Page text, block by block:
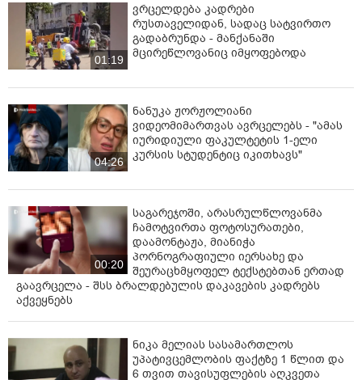
01:19
ვრცელდება კადრები
რუსთაველიდან, სადაც სატვირთო
გადაბრუნდა - მანქანაში
მცირეწლოვანიც იმყოფებოდა
04:26
ნანუკა ჟორჟოლიანი
ვიდეომიმართვას ავრცელებს - "ამას
იურიდიული ფაკულტეტის 1-ელი
კურსის სტუდენტიც იკითხავს"
00:20
საგარეჯოში, არასრულწლოვანმა
ჩამოტვირთა ფოტოსურათები,
დაამონტაჟა, მიანიჭა
პორნოგრაფიული იერსახე და
შეურაცხმყოფელ ტექსტებთან ერთად
გაავრცელა - შსს ბრალდებულის დაკავების კადრებს
აქვეყნებს
ნიკა მელიას სასამართლოს
უპატივცემლობის ფაქტზე 1 წლით და
6 თვით თავისუფლების აღკვეთა